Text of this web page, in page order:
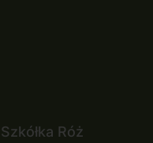
Szkółka Róż